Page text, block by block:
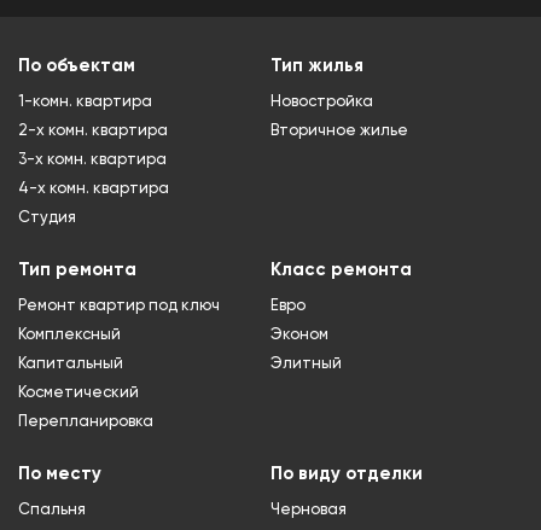
По объектам
1-комн. квартира
2-х комн. квартира
3-х комн. квартира
4-х комн. квартира
Студия
Тип жилья
Новостройка
Вторичное жилье
Тип ремонта
Ремонт квартир под ключ
Комплексный
Капитальный
Косметический
Перепланировка
Класс ремонта
Евро
Эконом
Элитный
По месту
Спальня
По виду отделки
Черновая